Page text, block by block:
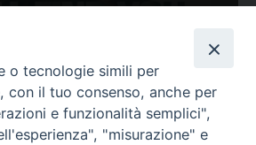
Carcere...
o tecnologie simili per
con il tuo consenso, anche per
e funzionalità semplici",
"misurazione" e